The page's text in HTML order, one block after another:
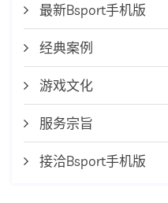
最新Bsport手机版
经典案例
游戏文化
服务宗旨
接洽Bsport手机版